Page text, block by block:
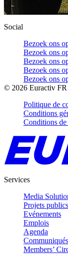
Social
Bezoek ons
Bezoek ons
Bezoek ons
Bezoek ons
Bezoek ons
© 2026 Euractiv FR
Politique de
Conditions
Conditions de
Services
Media
Projets
Evénements
Emplois
Agenda
Members’